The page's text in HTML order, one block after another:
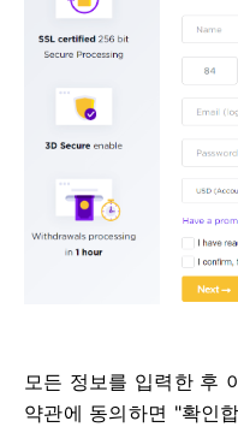
모든 정보를 입력한 후
약관에 동의하면 "확인